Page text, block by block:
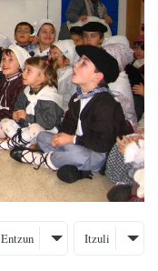
Entzun Itzuli